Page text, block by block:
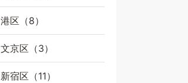
港区（8）
文京区（3）
新宿区（11）